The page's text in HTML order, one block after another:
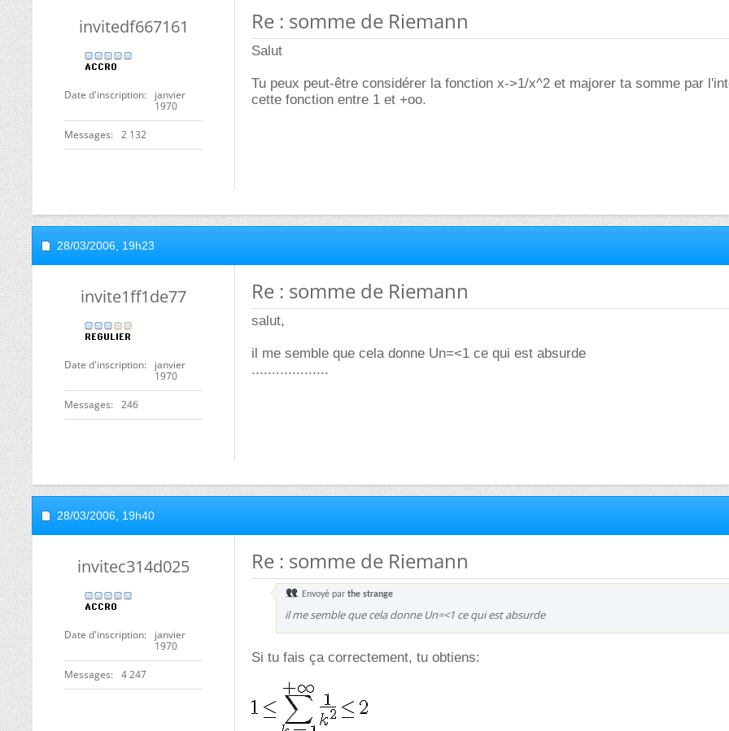
invitedf667161
Date d'inscription
janvier
1970
Messages 2 132
Re : somme de Riemann
Salut
Tu peux peut-être considérer la fonction x->1/x^2 et majorer ta somme par
cette fonction entre 1 et +oo.
28/03/2006, 19h23
invite1ff1de77
Date d'inscription
janvier
1970
Messages 246
Re : somme de Riemann
salut,
il me semble que cela donne Un=<1 ce qui est absurde
...................
28/03/2006, 19h40
invitec314d025
Date d'inscription
janvier
1970
Messages 4 247
Re : somme de Riemann
Envoyé par the strange
il me semble que cela donne Un=<1 ce qui est absurde
Si tu fais ça correctement, tu obtiens: